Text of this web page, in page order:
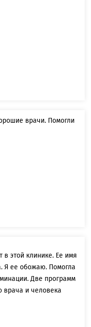
врачи. Помогли
в этой клинике. Ее имя
Я ее обожаю. Помогла
Две программ
врача и человека